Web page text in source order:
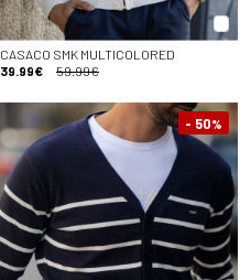
CASACO SMK MULTICOLORED
39.99€
59.99€
- 50%